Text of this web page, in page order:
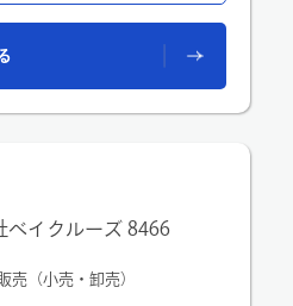
ベイクルーズ 8466
売（小売・卸売）